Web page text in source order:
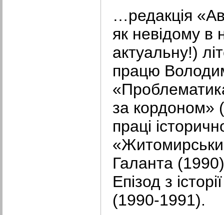
…редакція
як невідому в
актуальну!)
працю
за кордоном»
праці
Галанта
Епізод з
(1990-1991).